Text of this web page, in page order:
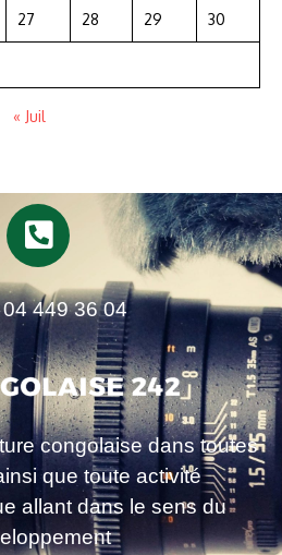
27 28 29 30
« Juil
449 36 04
congolaise dans toutes
que toute activité
allant dans le sens du